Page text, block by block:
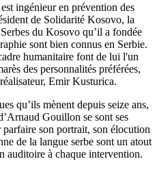
ingénieur en prévention des
de Solidarité Kosovo, la
du Kosovo qu’il a fondée
sont bien connus en Serbie.
humanitaire font de lui l'un
des personnalités préférées,
Emir Kusturica.
qu’ils mènent depuis seize ans,
Gouillon se sont ses
son portrait, son élocution
de la langue serbe sont un atout
auditoire à chaque intervention.